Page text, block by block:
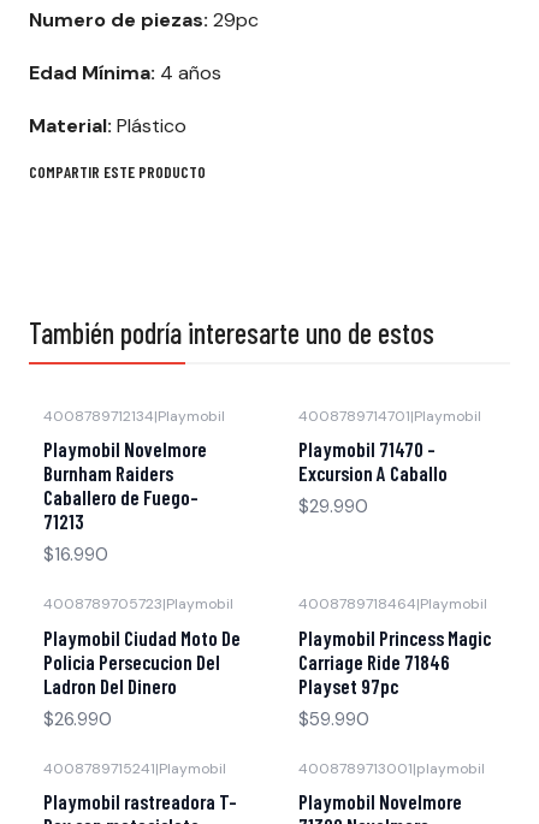
Numero de piezas: 29pc
Edad Mínima: 4 años
Material: Plástico
COMPARTIR ESTE PRODUCTO
También podría interesarte uno de estos
4008789712134|Playmobil
Playmobil Novelmore
Burnham Raiders
Caballero de Fuego-
71213
$16.990
4008789714701|Playmobil
Playmobil 71470 -
Excursion A Caballo
$29.990
4008789705723|Playmobil
Playmobil Ciudad Moto De
Policia Persecucion Del
Ladron Del Dinero
$26.990
4008789718464|Playmobil
Playmobil Princess Magic
Carriage Ride 71846
Playset 97pc
$59.990
4008789715241|Playmobil
Playmobil rastreadora T-
4008789713001|playmobil
Playmobil Novelmore